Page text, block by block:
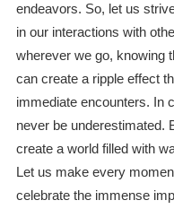
endeavors. So, let us
in our interactions with
wherever we go, knowing
can create a ripple effect
immediate encounters. In
never be underestimated.
create a world filled with
Let us make every
celebrate the immense